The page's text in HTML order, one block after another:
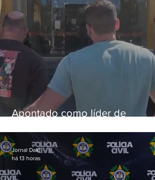
Apontado como líder de
aposentados é preso
Jornal Daki
há 13 horas